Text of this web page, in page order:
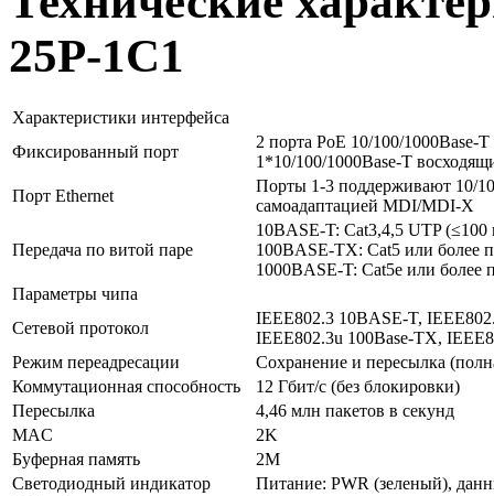
25P-1C1
Характеристики интерфейса
Фиксированный порт
2 порта PoE 10/100/1000Base-
1*10/100/1000Base-T
Порт Ethernet
Порты 1-3 поддерживают 10/
самоадаптацией MDI/MDI-X
Передача по витой паре
10BASE-T: Cat3,4,5 UTP (≤100
100BASE-TX: Cat5 или более
1000BASE-T: Cat5e или более
Параметры чипа
Сетевой протокол
IEEE802.3 10BASE-T,
IEEE802.3u 100Base-TX,
Режим переадресации
Сохранение и пересылка
Коммутационная способность
12 Гбит/с (без блокировки)
Пересылка
4,46 млн пакетов в секунд
MAC
2K
Буферная память
2М
Светодиодный индикатор
Питание: PWR (зеленый),